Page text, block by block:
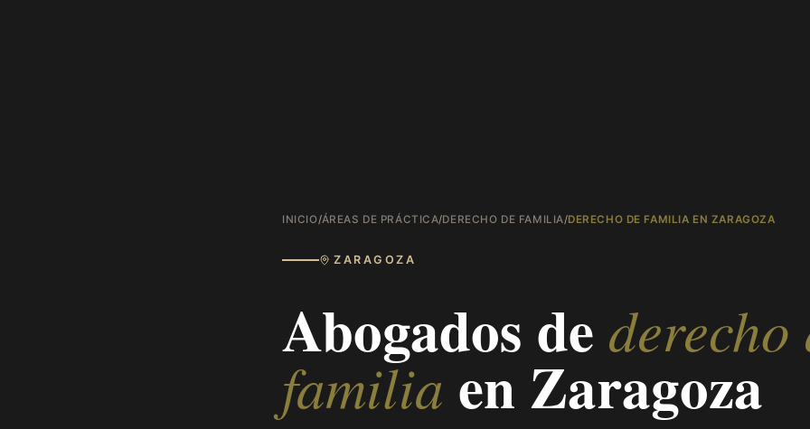
INICIO/ÁREAS DE PRÁCTICA/DERECHO DE FAMILIA/DERECHO DE FAMILIA EN ZARAGOZA
ZARAGOZA
Abogados de derecho
familia enZaragoza